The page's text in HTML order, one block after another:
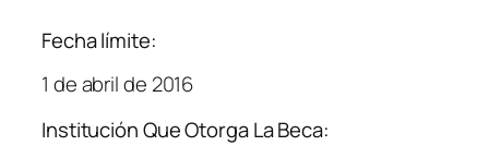
Fecha límite:
1 de abril de 2016
Institución Que Otorga La Beca: